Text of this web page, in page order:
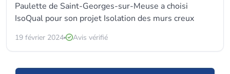
Paulette de Saint-Georges-sur-Meuse a choisi
IsoQual pour son projet Isolation des murs creux
19 février 2024 Avis vérifié